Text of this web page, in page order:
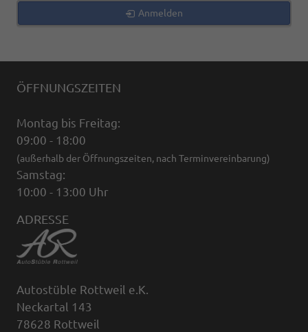
Anmelden
ÖFFNUNGSZEITEN
Montag bis Freitag:
09:00 - 18:00
(außerhalb der Öffnungszeiten, nach Terminvereinbarung)
Samstag:
10:00 - 13:00 Uhr
ADRESSE
Autostüble Rottweil e.K.
Neckartal 143
78628 Rottweil